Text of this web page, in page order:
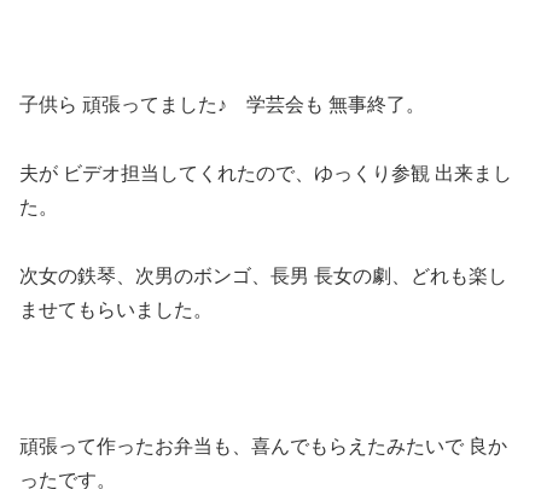
子供ら 頑張ってました♪ 学芸会も 無事終了。
夫が ビデオ担当してくれたので、ゆっくり参観 出来まし
た。
次女の鉄琴、次男のボンゴ、長男 長女の劇、どれも楽し
ませてもらいました。
頑張って作ったお弁当も、喜んでもらえたみたいで 良か
ったです。